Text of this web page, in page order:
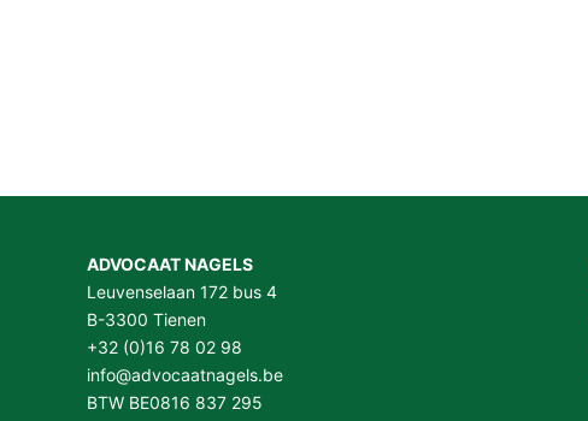
ADVOCAAT NAGELS
Leuvenselaan 172 bus 4
B-3300 Tienen
+32 (0)16 78 02 98
info@advocaatnagels.be
BTW BE0816 837 295